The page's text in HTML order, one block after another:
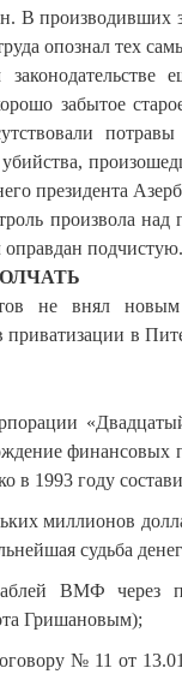
В
опознал тех
забытое
президента
произвола
оправдан подчистую.
не внял
приватизации в
финансовых
в 1993 году
миллионов
судьба
ВМФ
Гришановым);
№ 11 от